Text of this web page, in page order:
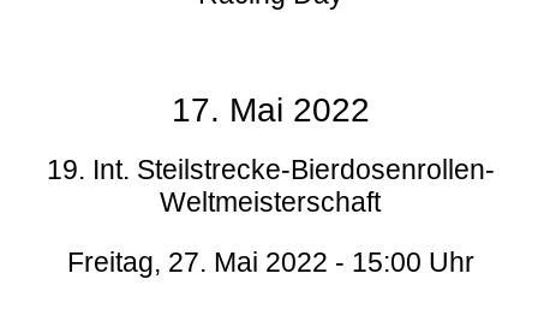
17. Mai 2022
19. Int. Steilstrecke-Bierdosenrollen-
Weltmeisterschaft
Freitag, 27. Mai 2022 - 15:00 Uhr